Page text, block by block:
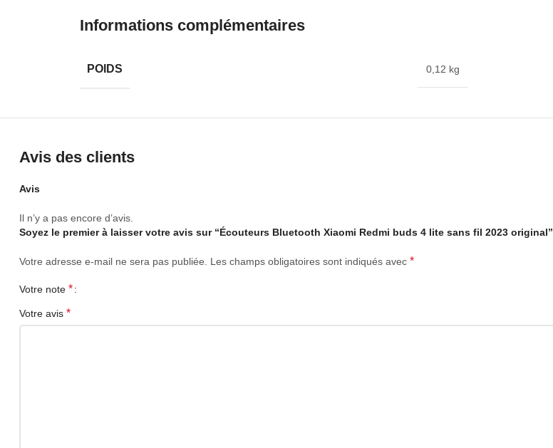
Informations complémentaires
POIDS 0,12 kg
Avis des clients
Avis
Il n’y a pas encore d’avis.
Soyez le premier à laisser votre avis sur “Écouteurs Bluetooth Xiaomi Redmi buds 4 lite sans fil 2023 original”
Votre adresse e-mail ne sera pas publiée. Les champs obligatoires sont indiqués avec *
Votre note *
Votre avis *